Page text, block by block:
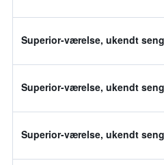
Superior-værelse, ukendt
Superior-værelse, ukendt
Superior-værelse, ukendt